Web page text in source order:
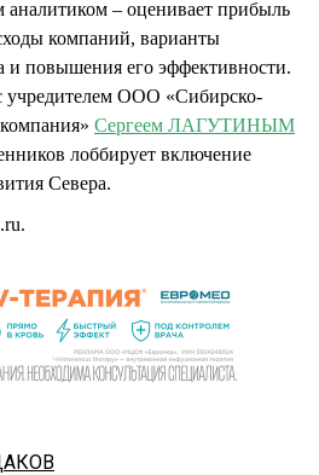
аналитиком – оценивает прибыль
компаний, варианты
и повышения его эффективности.
учредителем ООО «Сибирско-
Сергеем ЛАГУТИНЫМ
лоббирует включение
Севера.